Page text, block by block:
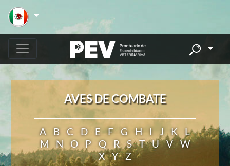
AVES DE COMBATE
A B C D E F G H I J K
L
M
N O P Q R S T U V
W
X
Y Z